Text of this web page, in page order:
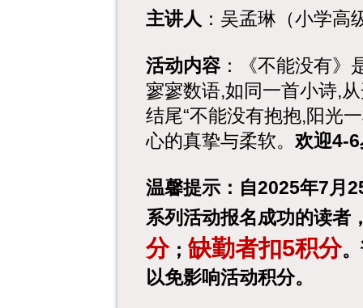
主讲人 ：吴孟琳（小学高
活动内容：《不能没有》
寥寥数语,如同一首小诗,
结尾“不能没有抱抱,阳光
心的真挚与柔软。 欢迎4-
温馨提示 ：自2025年7月
系列活动报名成功的读者
分； 缺勤者扣5积分
以免影响活动积分。